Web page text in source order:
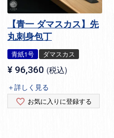
【青一 ダマスカス】先
丸刺身包丁
青紙1号 ダマスカス
¥ 96,360 税込
＋詳しく見る
お気に入りに登録する